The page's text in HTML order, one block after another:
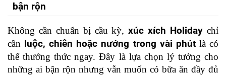
bận rộn
Không cần chuẩn bị cầu kỳ, xúc xích Holiday chỉ
cần luộc, chiên hoặc nướng trong vài phút là có
thể thưởng thức ngay. Đây là lựa chọn lý tưởng cho
những ai bận rộn nhưng vẫn muốn có bữa ăn đầy đủ